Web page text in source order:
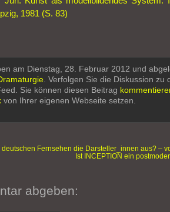
1981 (S. 83)
am Dienstag, 28. Februar 2012 und
. Verfolgen Sie die Diskussion
Sie können diesen Beitrag
von Ihrer eigenen Webseite setzen.
Fernsehen die Darsteller_innen aus? –
Ist INCEPTION ein
abgeben: